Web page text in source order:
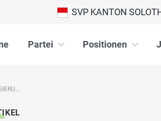
SVP KANTON
Partei Positionen